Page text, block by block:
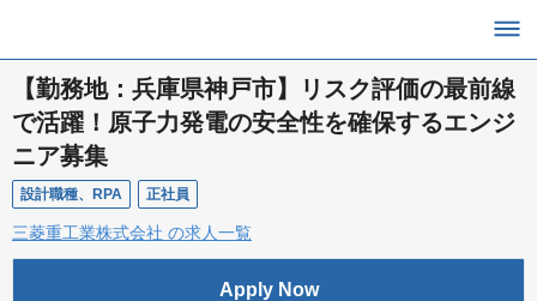
【勤務地：兵庫県神戸市】リスク評価の最前線
で活躍！原子力発電の安全性を確保するエンジ
ニア募集
設計職種、RPA 正社員
三菱重工業株式会社 の求人一覧
Apply Now